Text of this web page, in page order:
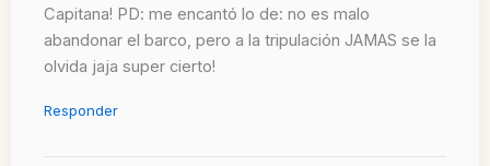
Capitana! PD: me encantó lo de: no es malo
abandonar el barco, pero a la tripulación JAMAS se la
olvida jaja super cierto!
Responder